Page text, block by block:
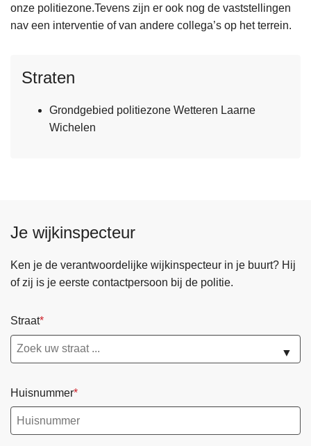
onze politiezone.Tevens zijn er ook nog de vaststellingen
nav een interventie of van andere collega’s op het terrein.
Straten
Grondgebied politiezone Wetteren Laarne
Wichelen
Je wijkinspecteur
Ken je de verantwoordelijke wijkinspecteur in je buurt? Hij
of zij is je eerste contactpersoon bij de politie.
Straat
▼
Huisnummer